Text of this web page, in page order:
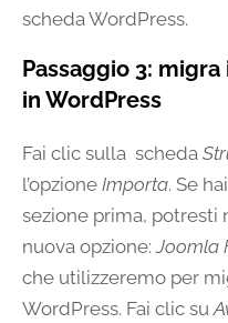
scheda WordPress.
Passaggio 3:
in WordPress
Fai clic sulla scheda
l’opzione Importa. Se
sezione prima, potresti
nuova opzione:Joomla
che utilizzeremo per
WordPress. Fai clic su